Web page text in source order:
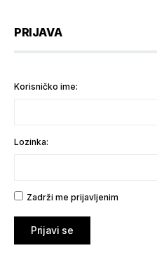
PRIJAVA
Korisničko ime:
Lozinka:
Zadrži me prijavljenim
Prijavi se